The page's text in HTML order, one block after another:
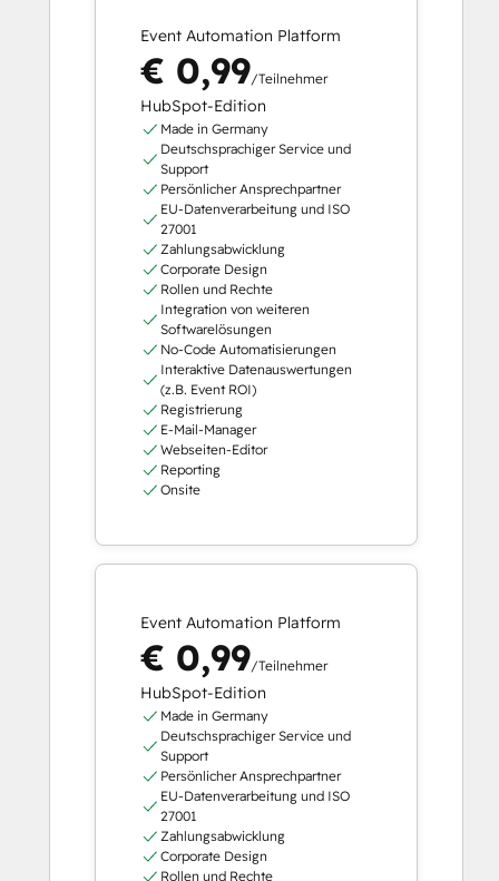
Event Automation Platform
€ 0,99/Teilnehmer
HubSpot-Edition
Made in Germany
Deutschsprachiger Service und
Support
Persönlicher Ansprechpartner
EU-Datenverarbeitung und ISO
27001
Zahlungsabwicklung
Corporate Design
Rollen und Rechte
Integration von weiteren
Softwarelösungen
No-Code Automatisierungen
Interaktive Datenauswertungen
(z.B. Event ROI)
Registrierung
E-Mail-Manager
Webseiten-Editor
Reporting
Onsite
Event Automation Platform
€ 0,99/Teilnehmer
HubSpot-Edition
Made in Germany
Deutschsprachiger Service und
Support
Persönlicher Ansprechpartner
EU-Datenverarbeitung und ISO
27001
Zahlungsabwicklung
Corporate Design
Rollen und Rechte